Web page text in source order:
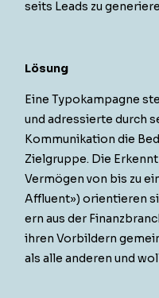
seits Leads zu
Lösung
Eine Typokam­pagne
und adressierte durch
Kom­mu­nika­tion die
Ziel­gruppe. Die
Ver­mö­gen von bis zu
Afflu­ent») ori­en­tieren
ern aus der
ihren Vor­bildern
als alle anderen und